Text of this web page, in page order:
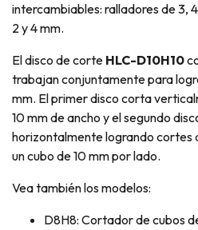
intercambiables: ralladores de 3,
2 y 4 mm.
El disco de corte HLC-D10H10
trabajan conjuntamente para
mm. El primer disco corta
10 mm de ancho y el segundo
horizontalmente logrando cortes
un cubo de 10 mm por lado.
Vea también los modelos:
D8H8: Cortador de cubos